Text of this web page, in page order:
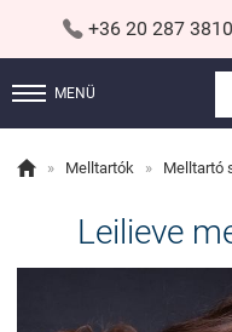
 +36 20 287 3810
MENÜ
 » Melltartók » Melltartó
Leilieve